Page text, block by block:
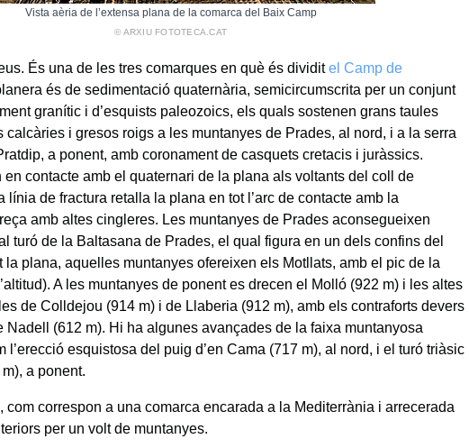
Vista aèria de l’extensa plana de la comarca del Baix Camp
© ARXIU FOTOTECA.CAT
És una de les tres comarques en què és dividitel Camp de
és de sedimentació quaternària, semicircumscrita per un conjunt
granític i d’esquists paleozoics, els quals sostenen grans taules
calcàries i gresos roigs a les muntanyes de Prades, al nord, i a la serra
a ponent, amb coronament de casquets cretacis i juràssics.
en contacte amb el quaternari de la plana als voltants del coll de
línia de fractura retalla la plana en tot l’arc de contacte amb la
amb altes cingleres. Les muntanyes de Prades aconsegueixen
turó de la Baltasana de Prades, el qual figura en un dels confins del
la plana, aquelles muntanyes ofereixen els Motllats, amb el pic de la
A les muntanyes de ponent es drecen el Molló (922 m) i les altes
de Colldejou (914 m) i de Llaberia (912 m), amb els contraforts devers
Nadell (612 m). Hi ha algunes avançades de la faixa muntanyosa
l’erecció esquistosa del puig d’en Cama (717 m), al nord, i el turó triàsic
a ponent.
com correspon a una comarca encarada a la Mediterrània i arrecerada
per un volt de muntanyes.